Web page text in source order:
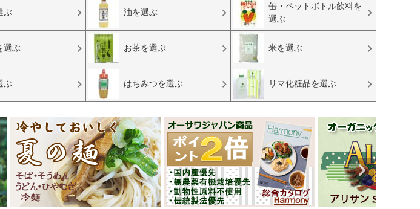
ぶ 油を選ぶ
缶・ペットボトル飲料を
選ぶ
選ぶ お茶を選ぶ 米を選ぶ
ぶ はちみつを選ぶ リマ化粧品を選ぶ